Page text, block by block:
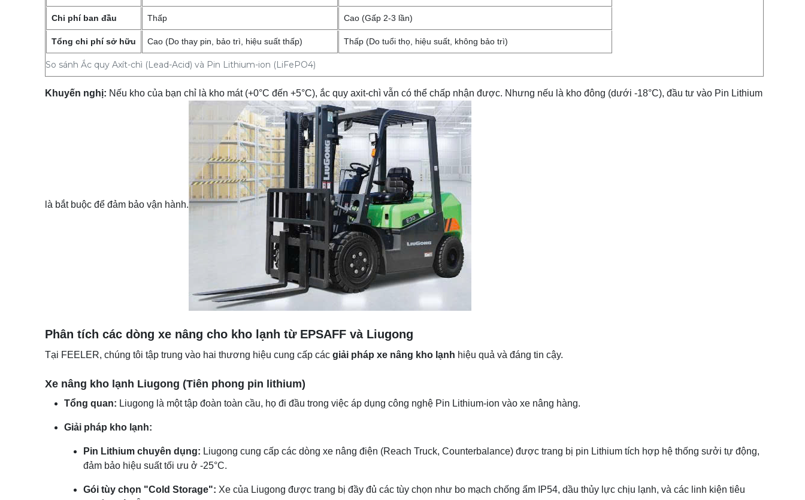
So sánh Ắc quy Axít-chì (Lead-Acid) và Pin Lithium-ion (LiFePO4)
Chi phí ban đầu Thấp Cao (Gấp 2-3 lần)
Tổng chi phí sở hữu Cao (Do thay pin, bảo trì, hiệu suất thấp) Thấp (Do tuổi thọ, hiệu suất, không bảo trì)
Khuyến nghị: Nếu kho của bạn chỉ là kho mát (+0°C đến +5°C), ắc quy axit-chì vẫn có thể chấp nhận được. Nhưng nếu là kho đông (dưới -18°C), đầu tư vào Pin Lithium
là bắt buộc để đảm bảo vận hành.
Phân tích các dòng xe nâng cho kho lạnh từ EPSAFF và Liugong
Tại FEELER, chúng tôi tập trung vào hai thương hiệu cung cấp các giải pháp xe nâng kho lạnh hiệu quả và đáng tin cậy.
Xe nâng kho lạnh Liugong (Tiên phong pin lithium)
Tổng quan: Liugong là một tập đoàn toàn cầu, họ đi đầu trong việc áp dụng công nghệ Pin Lithium-ion vào xe nâng hàng.
Giải pháp kho lạnh:
Pin Lithium chuyên dụng: Liugong cung cấp các dòng xe nâng điện (Reach Truck, Counterbalance) được trang bị pin Lithium tích hợp hệ thống sưởi tự động,
đảm bảo hiệu suất tối ưu ở -25°C.
Gói tùy chọn "Cold Storage": Xe của Liugong được trang bị đầy đủ các tùy chọn như bo mạch chống ẩm IP54, dầu thủy lực chịu lạnh, và các linh kiện tiêu